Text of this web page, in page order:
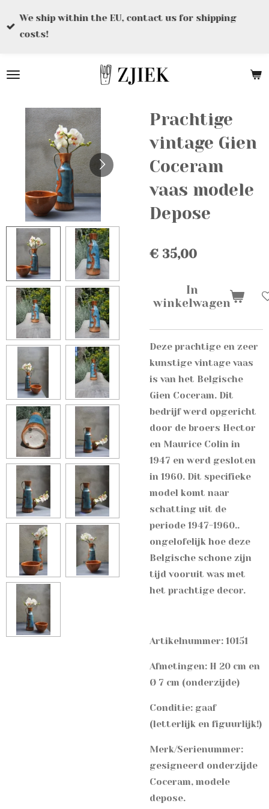
direct
hoofdinhoud
We ship within the EU, contact us for shipping
costs!
Prachtige
vintage Gien
Coceram
vaas modele
Depose
€ 35,00
In
winkelwagen
Deze prachtige en zeer
kunstige vintage vaas
is van het Belgische
Gien Coceram. Dit
bedrijf werd opgericht
door de broers Hector
en Maurice Colin in
1947 en werd gesloten
in 1960. Dit specifieke
model komt naar
schatting uit de
periode 1947-1960..
ongelofelijk hoe deze
Belgische schone zijn
tijd vooruit was met
het prachtige decor.
Artikelnummer: 10151
Afmetingen: H 20 cm en
Ø 7 cm (onderzijde)
Conditie: gaaf
(letterlijk en figuurlijk!)
Merk/Serienummer:
gesigneerd onderzijde
Coceram, modele
depose.